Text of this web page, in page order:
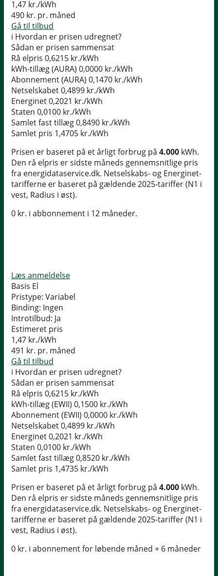
1,47 kr./kWh
490 kr. pr. måned
Gå til tilbud
i Hvordan er prisen udregnet?
Sådan er prisen sammensat
Rå elpris 0,6215 kr./kWh
kWh-tillæg (AURA) 0,0000 kr./kWh
Abonnement (AURA) 0,1470 kr./kWh
Netselskabet0,4899 kr./kWh
Energinet0,2021 kr./kWh
Staten 0,0100 kr./kWh
Samlet fast tillæg0,8490 kr./kWh
Samlet pris 1,4705 kr./kWh
Prisen er baseret på et årligt forbrug på 4.000 kWh.
Den rå elpris er sidste måneds gennemsnitlige pris
fra energidataservice.dk. Netselskabs- og Energinet-
tarifferne er baseret på gældende 2025-tariffer (N1 i
vest, Radius i øst).
0 kr. i abbonnement i 12 måneder.
Læs anmeldelse
Basis El
Pristype: Variabel
Binding: Ingen
Introtilbud: Ja
Estimeret pris
1,47 kr./kWh
491 kr. pr. måned
Gå til tilbud
i Hvordan er prisen udregnet?
Sådan er prisen sammensat
Rå elpris 0,6215 kr./kWh
kWh-tillæg (EWII) 0,1500 kr./kWh
Abonnement (EWII) 0,0000 kr./kWh
Netselskabet0,4899 kr./kWh
Energinet0,2021 kr./kWh
Staten 0,0100 kr./kWh
Samlet fast tillæg0,8520 kr./kWh
Samlet pris 1,4735 kr./kWh
Prisen er baseret på et årligt forbrug på 4.000 kWh.
Den rå elpris er sidste måneds gennemsnitlige pris
fra energidataservice.dk. Netselskabs- og Energinet-
tarifferne er baseret på gældende 2025-tariffer (N1 i
vest, Radius i øst).
0 kr. i abonnement for løbende måned + 6 måneder